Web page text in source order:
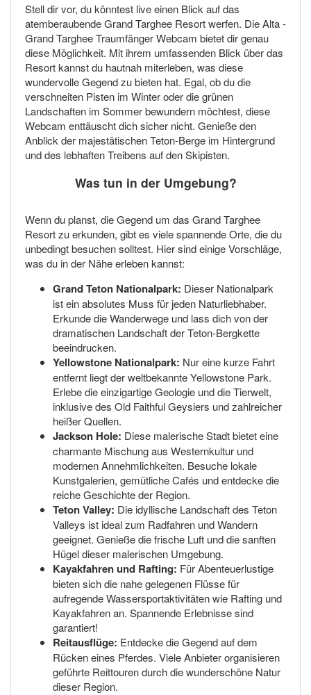
Stell dir vor, du könntest live einen Blick auf das
atemberaubende Grand Targhee Resort werfen. Die Alta -
Grand Targhee Traumfänger Webcam bietet dir genau
diese Möglichkeit. Mit ihrem umfassenden Blick über das
Resort kannst du hautnah miterleben, was diese
wundervolle Gegend zu bieten hat. Egal, ob du die
verschneiten Pisten im Winter oder die grünen
Landschaften im Sommer bewundern möchtest, diese
Webcam enttäuscht dich sicher nicht. Genieße den
Anblick der majestätischen Teton-Berge im Hintergrund
und des lebhaften Treibens auf den Skipisten.
Was tun in der Umgebung?
Wenn du planst, die Gegend um das Grand Targhee
Resort zu erkunden, gibt es viele spannende Orte, die du
unbedingt besuchen solltest. Hier sind einige Vorschläge,
was du in der Nähe erleben kannst:
Grand Teton Nationalpark: Dieser Nationalpark
ist ein absolutes Muss für jeden Naturliebhaber.
Erkunde die Wanderwege und lass dich von der
dramatischen Landschaft der Teton-Bergkette
beeindrucken.
Yellowstone Nationalpark: Nur eine kurze Fahrt
entfernt liegt der weltbekannte Yellowstone Park.
Erlebe die einzigartige Geologie und die Tierwelt,
inklusive des Old Faithful Geysiers und zahlreicher
heißer Quellen.
Jackson Hole: Diese malerische Stadt bietet eine
charmante Mischung aus Westernkultur und
modernen Annehmlichkeiten. Besuche lokale
Kunstgalerien, gemütliche Cafés und entdecke die
reiche Geschichte der Region.
Teton Valley: Die idyllische Landschaft des Teton
Valleys ist ideal zum Radfahren und Wandern
geeignet. Genieße die frische Luft und die sanften
Hügel dieser malerischen Umgebung.
Kayakfahren und Rafting: Für Abenteuerlustige
bieten sich die nahe gelegenen Flüsse für
aufregende Wassersportaktivitäten wie Rafting und
Kayakfahren an. Spannende Erlebnisse sind
garantiert!
Reitausflüge: Entdecke die Gegend auf dem
Rücken eines Pferdes. Viele Anbieter organisieren
geführte Reittouren durch die wunderschöne Natur
dieser Region.